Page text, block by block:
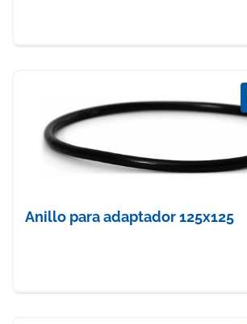
Anillo para adaptador 125x125